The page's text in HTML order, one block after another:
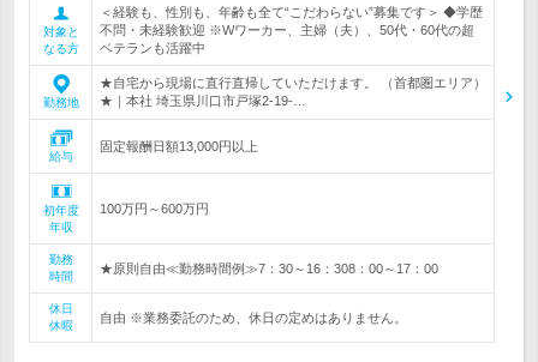
対象と
なる方
＜経験も、性別も、年齢も全て“こだわらない”募集です＞ ◆学歴
不問・未経験歓迎 ※Wワーカー、主婦（夫）、50代・60代の超
ベテランも活躍中
勤務地
★自宅から現場に直行直帰していただけます。 （首都圏エリア）
★｜本社 埼玉県川口市戸塚2-19-…
給与
固定報酬日額13,000円以上
初年度
年収
100万円～600万円
勤務
時間
★原則自由≪勤務時間例≫7：30～16：308：00～17：00
休日
休暇
自由 ※業務委託のため、休日の定めはありません。